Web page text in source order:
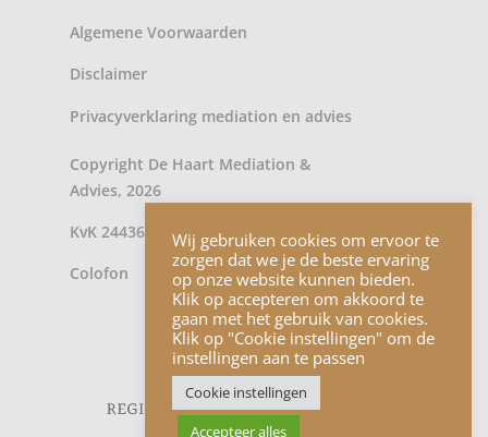
Algemene Voorwaarden
Disclaimer
Privacyverklaring mediation en advies
Copyright De Haart Mediation &
Advies, 2026
KvK 24436902
Colofon
Wij gebruiken cookies om ervoor te
zorgen dat we je de beste ervaring
op onze website kunnen bieden.
Klik op accepteren om akkoord te
gaan met het gebruik van cookies.
Klik op "Cookie instellingen" om de
instellingen aan te passen
Cookie instellingen
Accepteer alles